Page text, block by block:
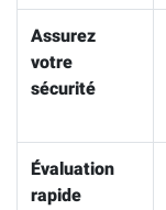
Assurez
votre
sécurité
Évaluation
rapide